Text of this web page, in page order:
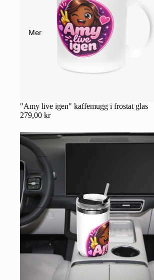
Mer
"Amy live igen" kaffemugg i frostat glas
279,00 kr